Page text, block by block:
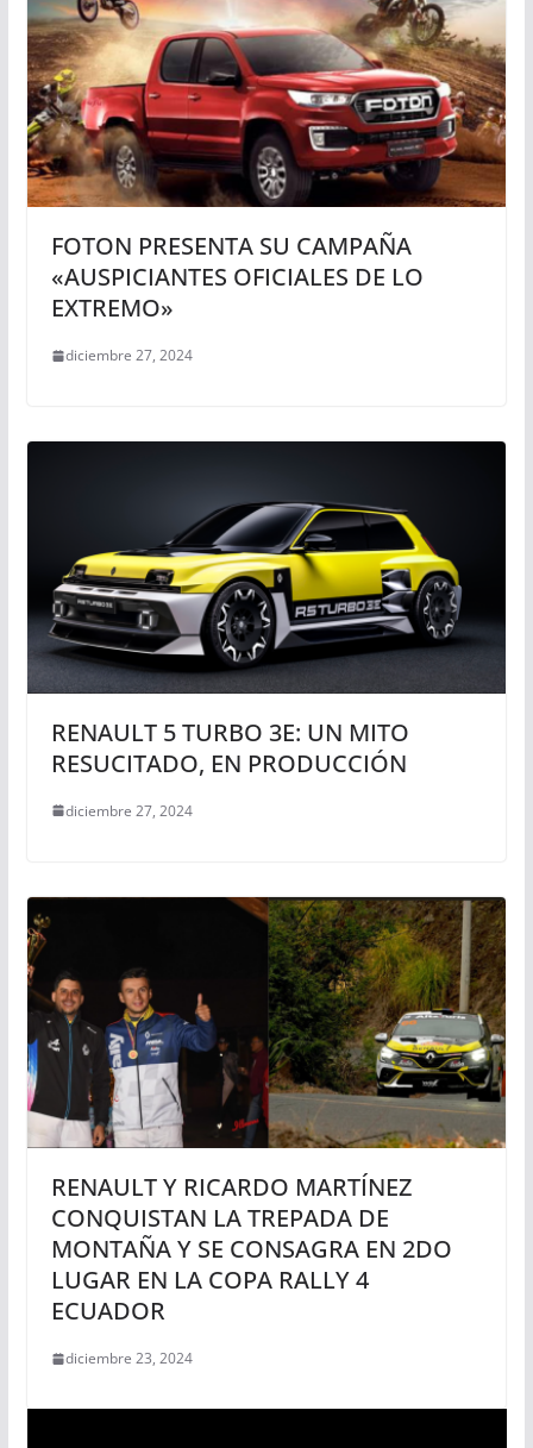
FOTON PRESENTA SU CAMPAÑA
«AUSPICIANTES OFICIALES DE LO
EXTREMO»
diciembre 27, 2024
RENAULT 5 TURBO 3E: UN MITO
RESUCITADO, EN PRODUCCIÓN
diciembre 27, 2024
RENAULT Y RICARDO MARTÍNEZ
CONQUISTAN LA TREPADA DE
MONTAÑA Y SE CONSAGRA EN 2DO
LUGAR EN LA COPA RALLY 4
ECUADOR
diciembre 23, 2024